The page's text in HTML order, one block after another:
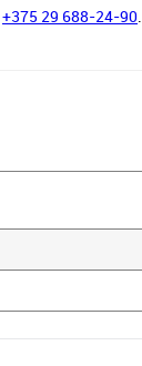
+375 29 688-24-90.